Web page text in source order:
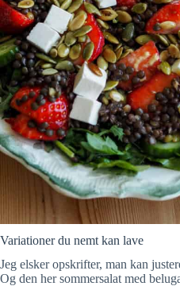
Variationer du nemt kan lave
Jeg elsker opskrifter, man kan
Og den her sommersalat med